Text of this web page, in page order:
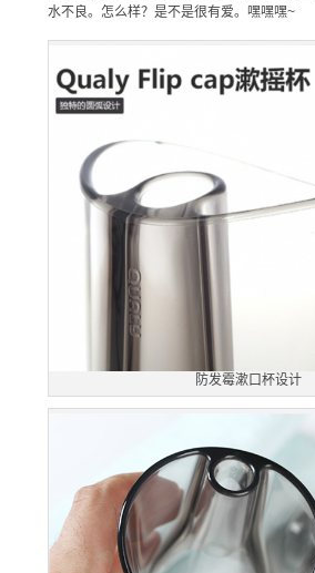
水不良。怎么样？是不是很有爱。嘿嘿嘿~
防发霉漱口杯设计